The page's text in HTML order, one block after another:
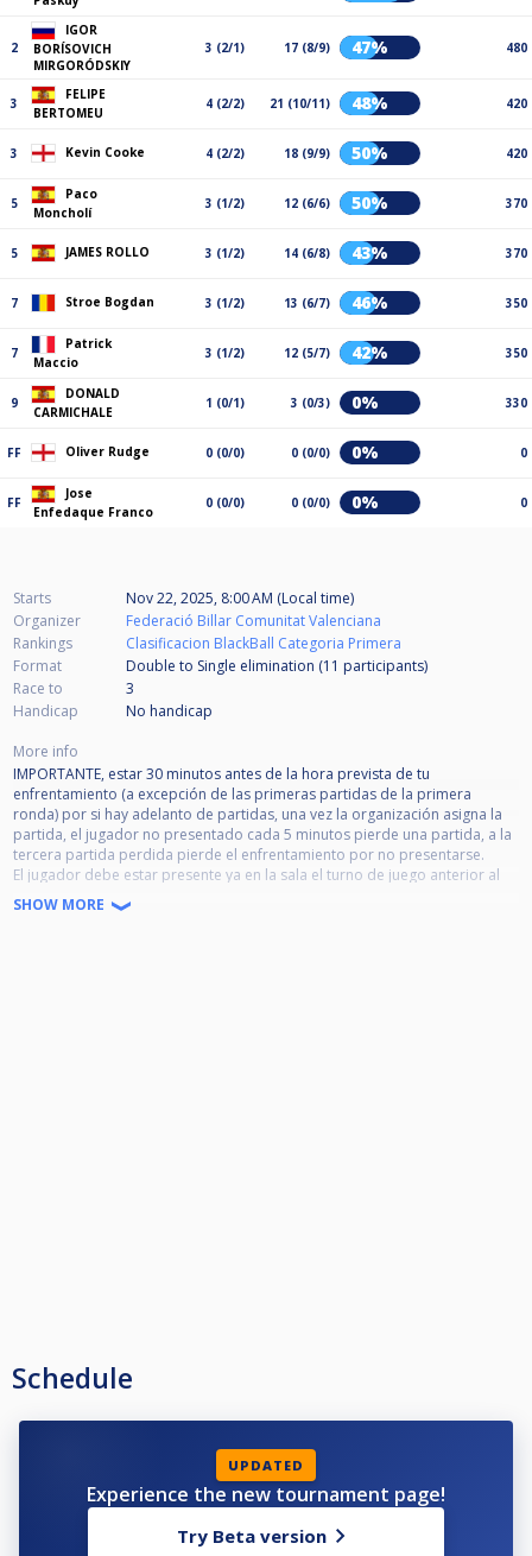
2
IGOR
BORÍSOVICH
MIRGORÓDSKIY
3 (2/1) 17 (8/9) 47% 480
3
FELIPE
BERTOMEU
4 (2/2) 21 (10/11) 48% 420
3 Kevin Cooke 4 (2/2) 18 (9/9) 50% 420
5
Paco
Moncholí
3 (1/2) 12 (6/6) 50% 370
5 JAMES ROLLO 3 (1/2) 14 (6/8) 43% 370
7 Stroe Bogdan 3 (1/2) 13 (6/7) 46% 350
7
Patrick
Maccio
3 (1/2) 12 (5/7) 42% 350
9
DONALD
CARMICHALE
1 (0/1) 3 (0/3) 0% 330
FF Oliver Rudge 0 (0/0) 0 (0/0) 0% 0
FF
Jose
Enfedaque Franco
0 (0/0) 0 (0/0) 0% 0
Starts
Nov 22, 2025, 8:00 AM (Local time)
Organizer
Federació Billar Comunitat Valenciana
Rankings
Clasificacion BlackBall Categoria Primera
Format
Double to Single elimination (11 participants)
Race to
3
Handicap
No handicap
More info
IMPORTANTE, estar 30 minutos antes de la hora prevista de tu
enfrentamiento (a excepción de las primeras partidas de la primera
ronda) por si hay adelanto de partidas, una vez la organización asigna la
partida, el jugador no presentado cada 5 minutos pierde una partida, a la
tercera partida perdida pierde el enfrentamiento por no presentarse.
El jugador debe estar presente ya en la sala el turno de juego anterior al
de su enfrentamiento.
SHOW MORE
Schedule
UPDATED
Experience the new tournament page!
Try Beta version